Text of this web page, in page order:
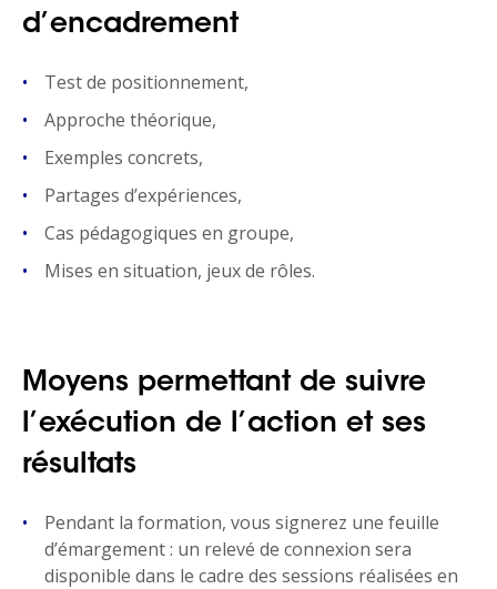
d’encadrement
Test de positionnement,
Approche théorique,
Exemples concrets,
Partages d’expériences,
Cas pédagogiques en groupe,
Mises en situation, jeux de rôles.
Moyens permettant de suivre
l’exécution de l’action et ses
résultats
Pendant la formation, vous signerez une feuille
d’émargement : un relevé de connexion sera
disponible dans le cadre des sessions réalisées en